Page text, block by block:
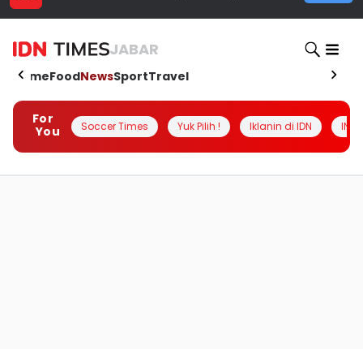
JABAR
HomeFoodNewsSportTravel
For
You
Soccer Times Yuk Pilih ! Iklanin di IDN